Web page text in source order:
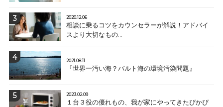
2020.12.06
相談に乗るコツをカウンセラーが解説！アドバイ
スより大切なもの...
2021.08.11
『世界一汚い海？バルト海の環境汚染問題』
2023.02.09
１台３役の優れもの、我が家にやってきたぴかぴ